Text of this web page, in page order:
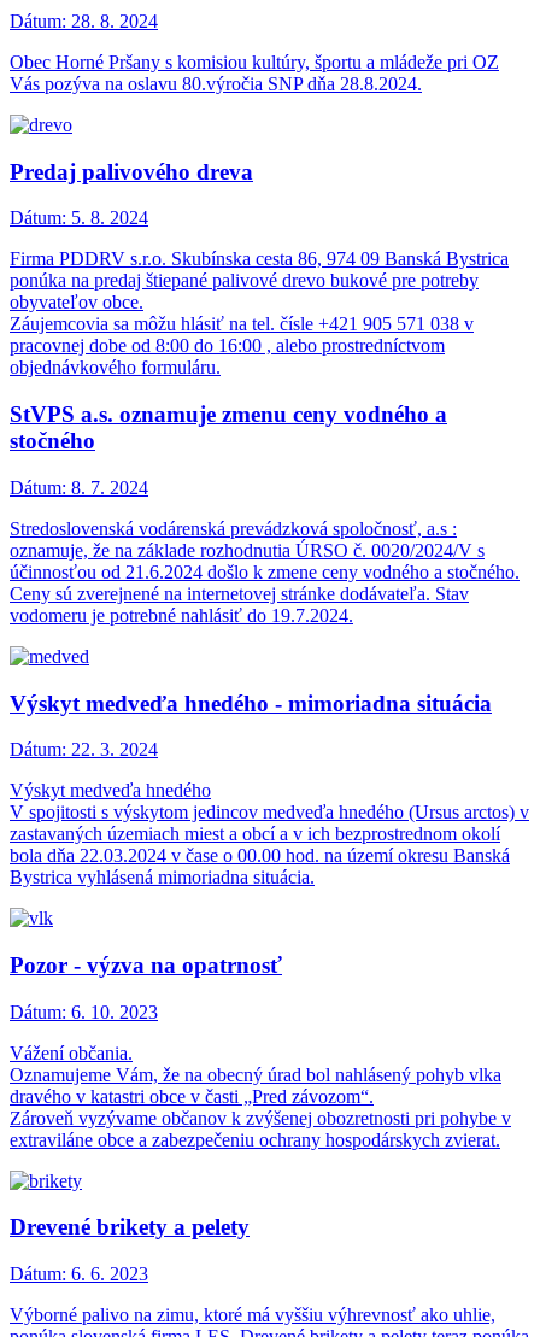
Dátum: 28. 8. 2024
Obec Horné Pršany s komisiou kultúry, športu a mládeže pri OZ
Vás pozýva na oslavu 80.výročia SNP dňa 28.8.2024.
Predaj palivového dreva
Dátum: 5. 8. 2024
Firma PDDRV s.r.o. Skubínska cesta 86, 974 09 Banská Bystrica
ponúka na predaj štiepané palivové drevo bukové pre potreby
obyvateľov obce.
Záujemcovia sa môžu hlásiť na tel. čísle +421 905 571 038 v
pracovnej dobe od 8:00 do 16:00 , alebo prostredníctvom
objednávkového formuláru.
StVPS a.s. oznamuje zmenu ceny vodného a
stočného
Dátum: 8. 7. 2024
Stredoslovenská vodárenská prevádzková spoločnosť, a.s :
oznamuje, že na základe rozhodnutia ÚRSO č. 0020/2024/V s
účinnosťou od 21.6.2024 došlo k zmene ceny vodného a stočného.
Ceny sú zverejnené na internetovej stránke dodávateľa. Stav
vodomeru je potrebné nahlásiť do 19.7.2024.
Výskyt medveďa hnedého - mimoriadna situácia
Dátum: 22. 3. 2024
Výskyt medveďa hnedého
V spojitosti s výskytom jedincov medveďa hnedého (Ursus arctos) v
zastavaných územiach miest a obcí a v ich bezprostrednom okolí
bola dňa 22.03.2024 v čase o 00.00 hod. na území okresu Banská
Bystrica vyhlásená mimoriadna situácia.
Pozor - výzva na opatrnosť
Dátum: 6. 10. 2023
Vážení občania.
Oznamujeme Vám, že na obecný úrad bol nahlásený pohyb vlka
dravého v katastri obce v časti „Pred závozom“.
Zároveň vyzývame občanov k zvýšenej obozretnosti pri pohybe v
extraviláne obce a zabezpečeniu ochrany hospodárskych zvierat.
Drevené brikety a pelety
Dátum: 6. 6. 2023
Výborné palivo na zimu, ktoré má vyššiu výhrevnosť ako uhlie,